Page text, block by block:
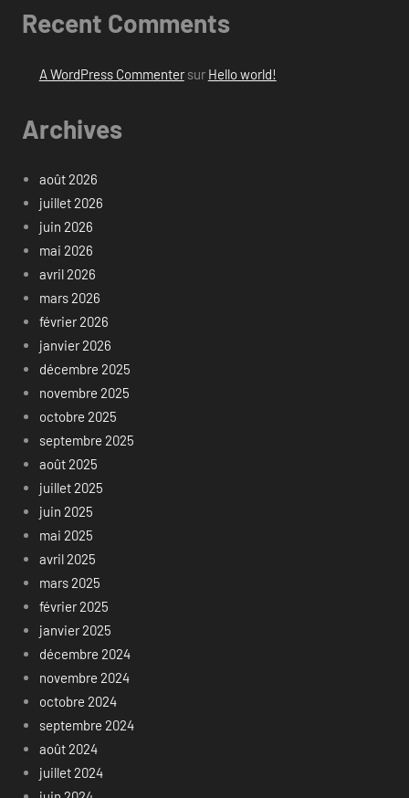
Recent Comments
A WordPress Commentersur Hello world!
Archives
août 2026
juillet 2026
juin 2026
mai 2026
avril 2026
mars 2026
février 2026
janvier 2026
décembre 2025
novembre 2025
octobre 2025
septembre 2025
août 2025
juillet 2025
juin 2025
mai 2025
avril 2025
mars 2025
février 2025
janvier 2025
décembre 2024
novembre 2024
octobre 2024
septembre 2024
août 2024
juillet 2024